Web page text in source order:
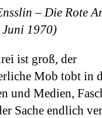
– Die Rote
1970)
ist groß, der
Mob tobt in
und Medien,
Sache endlich